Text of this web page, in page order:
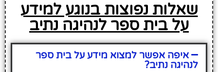
שאלות נפוצות בנוגע למידע
על בית ספר לנהיגה נתיב
איפה אפשר למצוא מידע על בית ספר
לנהיגה נתיב?